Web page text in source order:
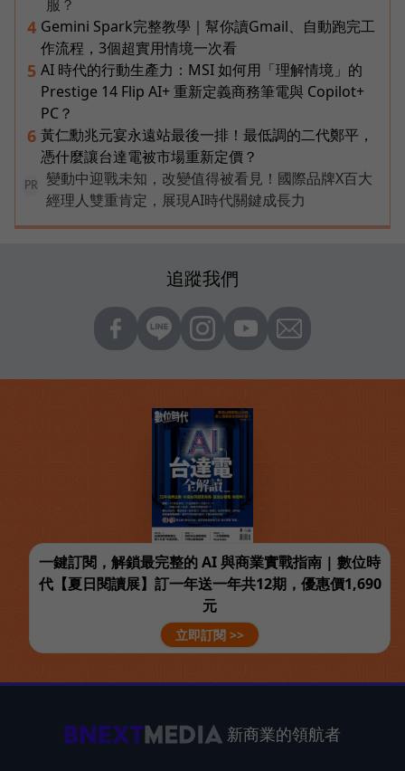
服？
4 Gemini Spark完整教學｜幫你讀Gmail、自動跑完工
作流程，3個超實用情境一次看
5 AI 時代的行動生產力：MSI 如何用「理解情境」的
Prestige 14 Flip AI+ 重新定義商務筆電與 Copilot+
PC？
6 黃仁勳兆元宴永遠站最後一排！最低調的二代鄭平，
憑什麼讓台達電被市場重新定價？
PR
變動中迎戰未知，改變值得被看見！國際品牌X百大
經理人雙重肯定，展現AI時代關鍵成長力
追蹤我們
一鍵訂閱，解鎖最完整的 AI 與商業實戰指南 | 數位時
代【夏日閱讀展】訂一年送一年共12期，優惠價1,690
元
立即訂閱 >>
新商業的領航者